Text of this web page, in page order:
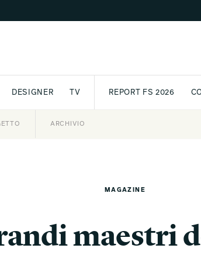
ARCHIVIO
AWARD
DESIGNER TV REPORT FS 2026
MAGAZINE
maestri